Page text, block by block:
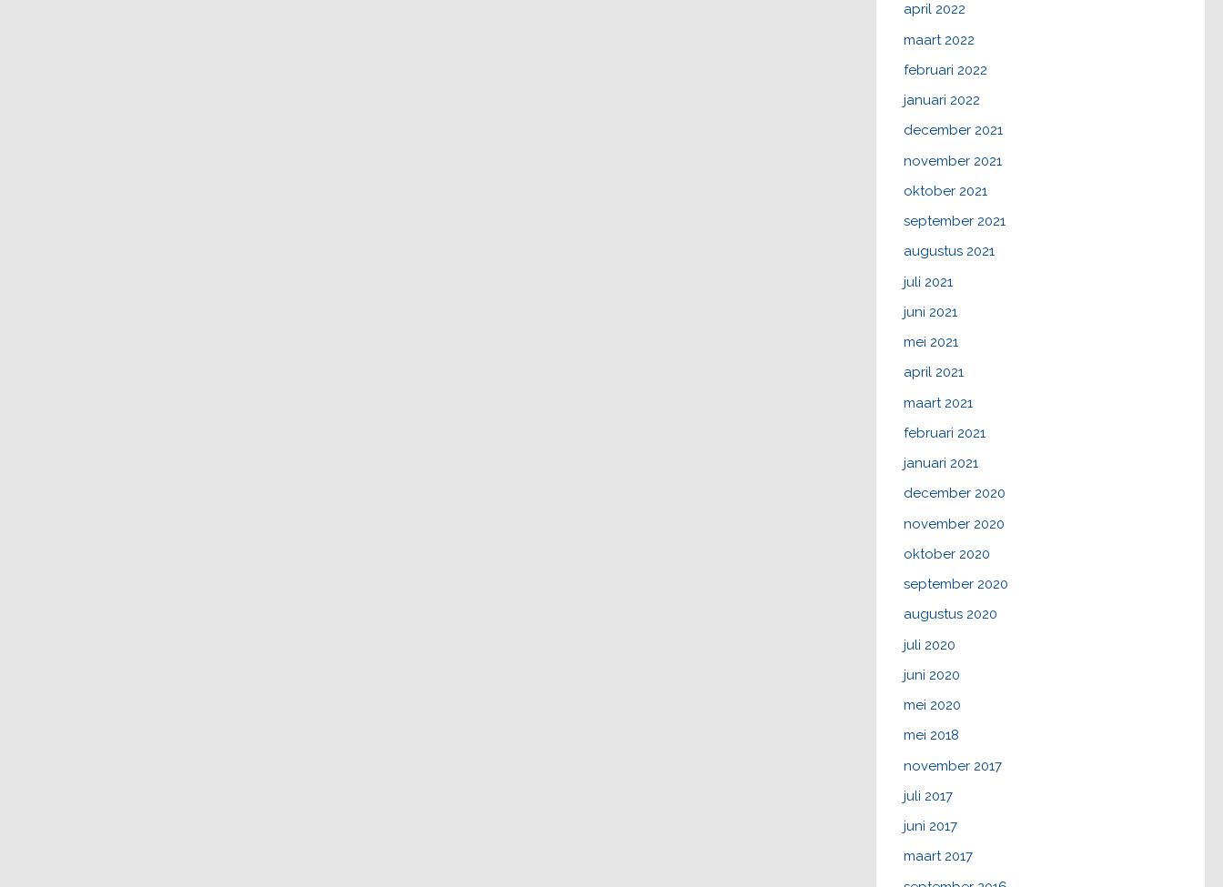
april 2022
maart 2022
februari 2022
januari 2022
december 2021
november 2021
oktober 2021
september 2021
augustus 2021
juli 2021
juni 2021
mei 2021
april 2021
maart 2021
februari 2021
januari 2021
december 2020
november 2020
oktober 2020
september 2020
augustus 2020
juli 2020
juni 2020
mei 2020
mei 2018
november 2017
juli 2017
juni 2017
maart 2017